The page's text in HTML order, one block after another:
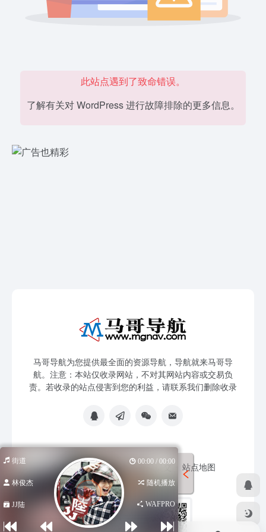
此站点遇到了致命错误。
了解有关对 WordPress 进行故障排除的更多信息。
马哥导航为您提供最全面的资源导航，导航就来马哥导
航。注意：本站仅收录网站，不对其网站内容或交易负
责。若收录的站点侵害到您的利益，请联系我们删除收录
免责声明 友链申请 网站提交 站点地图
街道 00:00 / 00:00
林俊杰 随机播放
JJ陆 WAFPRO